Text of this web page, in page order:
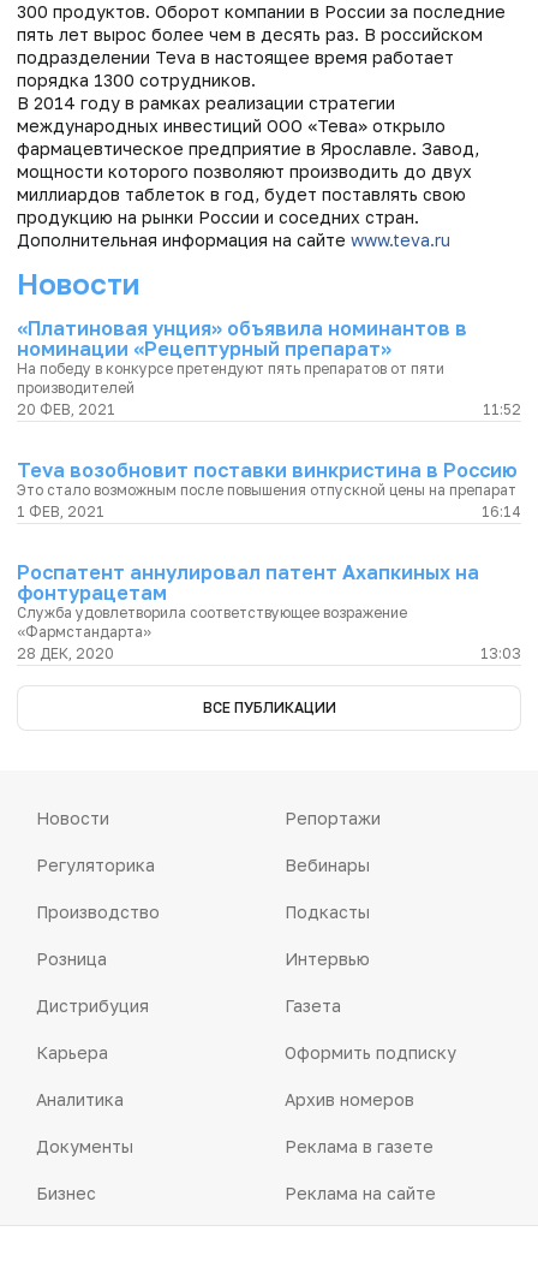
300 продуктов. Оборот компании в России за последние
пять лет вырос более чем в десять раз. В российском
подразделении Teva в настоящее время работает
порядка 1300 сотрудников.
В 2014 году в рамках реализации стратегии
международных инвестиций ООО «Тева» открыло
фармацевтическое предприятие в Ярославле. Завод,
мощности которого позволяют производить до двух
миллиардов таблеток в год, будет поставлять свою
продукцию на рынки России и соседних стран.
Дополнительная информация на сайте www.teva.ru
Новости
«Платиновая унция» объявила номинантов в
номинации «Рецептурный препарат»
На победу в конкурсе претендуют пять препаратов от пяти
производителей
20 ФЕВ, 2021
11:52
Teva возобновит поставки винкристина в Россию
Это стало возможным после повышения отпускной цены на препарат
1 ФЕВ, 2021
16:14
Роспатент аннулировал патент Ахапкиных на
фонтурацетам
Служба удовлетворила соответствующее возражение
«Фармстандарта»
28 ДЕК, 2020
13:03
ВСЕ ПУБЛИКАЦИИ
Новости
Регуляторика
Производство
Розница
Дистрибуция
Карьера
Аналитика
Документы
Бизнес
Репортажи
Вебинары
Подкасты
Интервью
Газета
Оформить подписку
Архив номеров
Реклама в газете
Реклама на сайте